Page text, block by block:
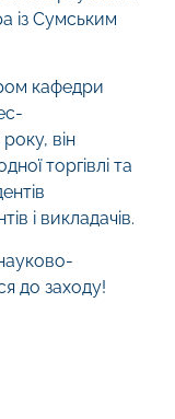
із Сумським
кафедри
він
торгівлі та
і викладачів.
до заходу!